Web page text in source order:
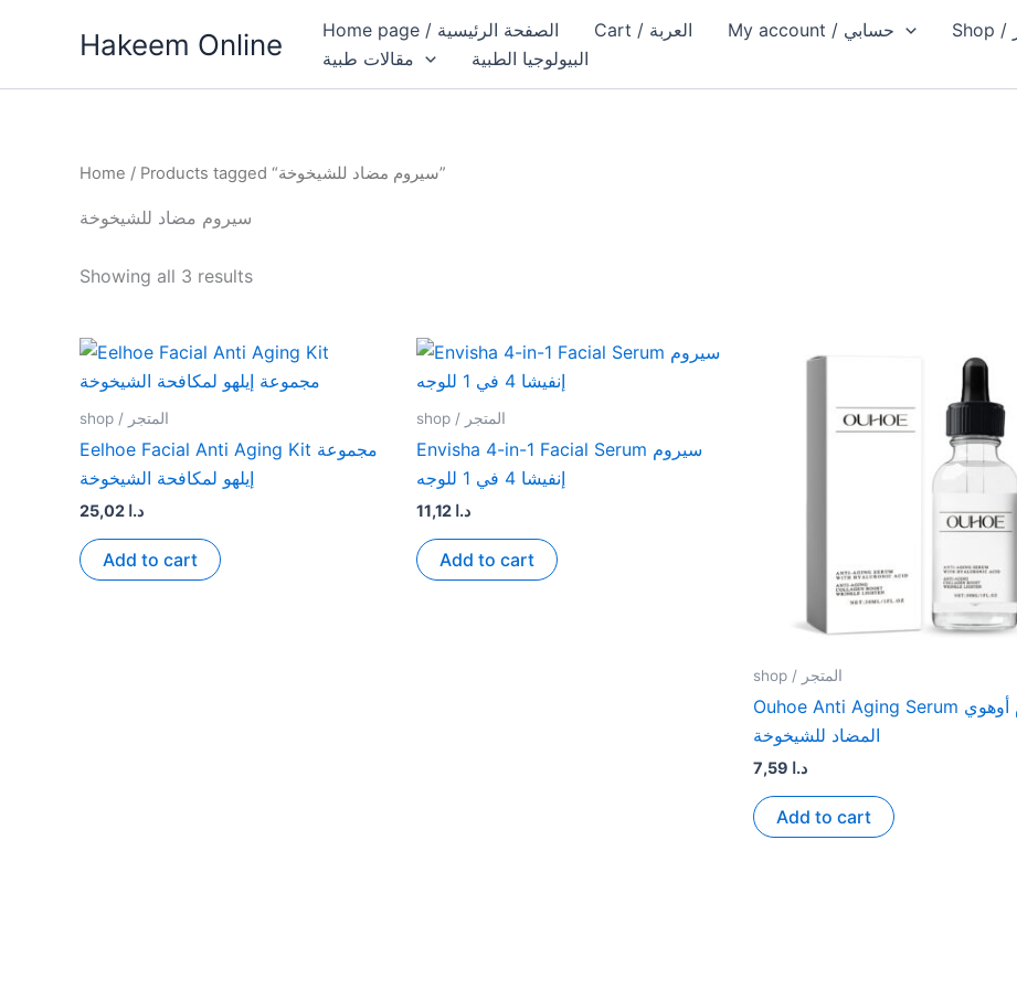
Hakeem Online Home page / الصفحة الرئيسية Cart / العربة My account / حسابي
مقالات طبية
البيولوجيا الطبية
Home / Products tagged “سيروم مضاد للشيخوخة”
سيروم مضاد للشيخوخة
Showing all 3 results
shop / المتجر
Eelhoe Facial Anti Aging Kit مجموعة
إيلهو لمكافحة الشيخوخة
د.ا
Add to cart
shop / المتجر
Envisha 4-in-1 Facial Serum سيروم
إنفيشا 4 في 1 للوجه
د.ا
Add to cart
shop / المتجر
Ouhoe Anti Aging Serum سيروم أوهوي
المضاد للشيخوخة
د.ا
Add to cart